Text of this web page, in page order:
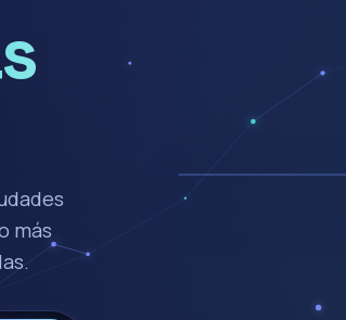
más
C.C. Lagoh